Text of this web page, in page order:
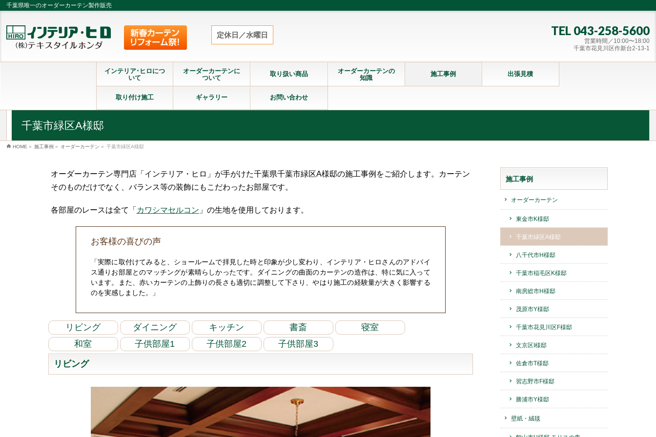
千葉県唯一のオーダーカーテン製作販売
TEL 043-258-5600
営業時間／10:00〜18:00
千葉市花見川区作新台2-13-1
定休日／水曜日
インテリア･ヒロにつ
いて
オーダーカーテンに
ついて
取り扱い商品
オーダーカーテンの
知識
施工事例 出張見積
取り付け施工 ギャラリー お問い合わせ
千葉市緑区A様邸
HOME » 施工事例 » オーダーカーテン » 千葉市緑区A様邸
オーダーカーテン専門店「インテリア・ヒロ」が手がけた千葉県千葉市緑区A様邸の施工事例をご紹介します。カーテン
そのものだけでなく、バランス等の装飾にもこだわったお部屋です。
各部屋のレースは全て「 カワシマセルコン 」の生地を使用しております。
お客様の喜びの声
「実際に取付けてみると、ショールームで拝見した時と印象が少し変わり、インテリア・ヒロさんのアドバイ
ス通りお部屋とのマッチングが素晴らしかったです。ダイニングの曲面のカーテンの造作は、特に気に入って
います。また、赤いカーテンの上飾りの長さも適切に調整して下さり、やはり施工の経験量が大きく影響する
のを実感しました。」
リビング ダイニング キッチン 書斎
寝室
和室
子供部屋1 子供部屋2 子供部屋3
リビング
施工事例
オーダーカーテン
東金市K様邸
千葉市緑区A様邸
八千代市H様邸
千葉市稲毛区K様邸
南房総市H様邸
茂原市Y様邸
千葉市花見川区F様邸
文京区I様邸
佐倉市T様邸
習志野市F様邸
勝浦市Y様邸
壁紙・絨毯